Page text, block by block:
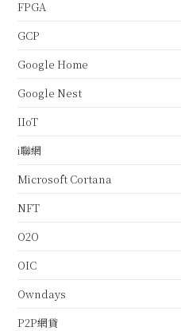
FPGA
GCP
Google Home
Google Nest
IIoT
i聯網
Microsoft Cortana
NFT
O2O
OIC
Owndays
P2P網貸